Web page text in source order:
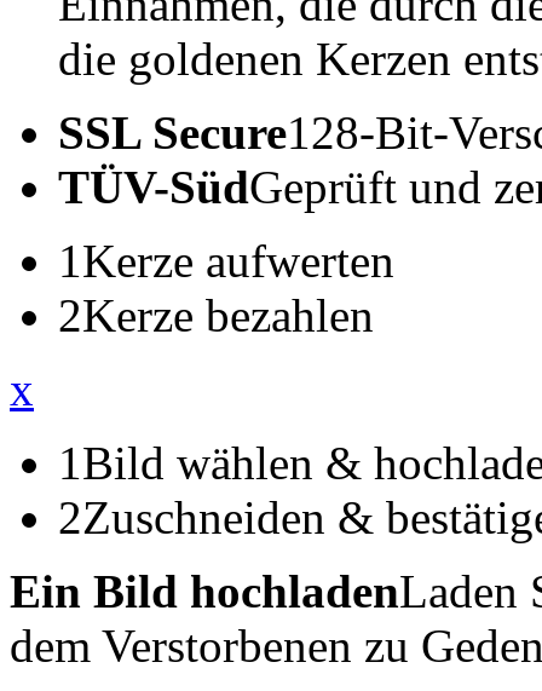
die goldenen Kerzen
SSL Secure128-Bit-
TÜV-SüdGeprüft und
1Kerze aufwerten
2Kerze bezahlen
x
1Bild wählen &
2Zuschneiden &
Ein Bild hochladenLaden
dem Verstorbenen zu